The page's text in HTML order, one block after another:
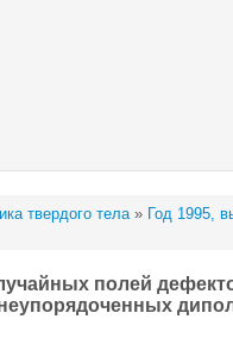
твердого тела» Год 1995,
полей